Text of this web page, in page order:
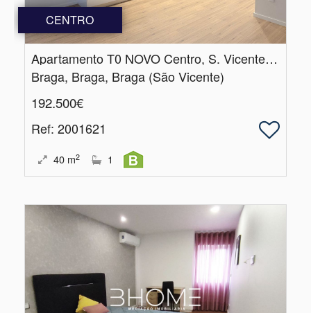
CENTRO
Apartamento T0 NOVO Centro, S.​ Vicente, Braga
Braga, Braga, Braga (São Vicente)
192.500€
Ref: 2001621
40 m2 1